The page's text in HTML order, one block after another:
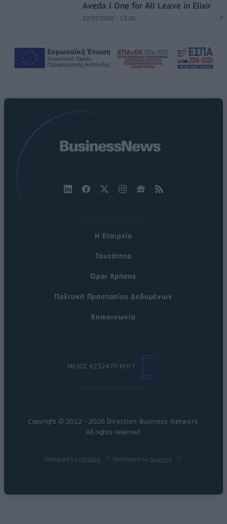
Aveda I One for All Leave in Elixir
22/07/2026 - 13:20
Η Εταιρεία
Ταυτότητα
Όροι Χρήσης
Πολιτική Προστασίας Δεδομένων
Επικοινωνία
ΜΕΛΟΣ #232470 Μ.Η.Τ.
Copyright © 2012 - 2026 Direction Business Network
All rights reserved.
Designed by nikolas Developed by Nuevvo